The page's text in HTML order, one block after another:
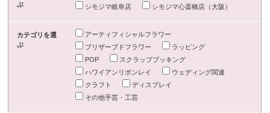
ぶ
シモジマ岐阜店
シモジマ心斎橋店（大阪）
カテゴリを選
ぶ
アーティフィシャルフラワー
プリザーブドフラワー
ラッピング
POP
スクラップブッキング
ハワイアンリボンレイ
ウェディング関連
クラフト
ディスプレイ
その他手芸・工芸